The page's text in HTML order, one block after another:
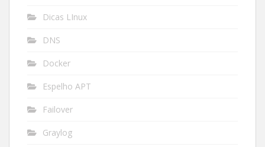
Dicas LInux
DNS
Docker
Espelho APT
Failover
Graylog